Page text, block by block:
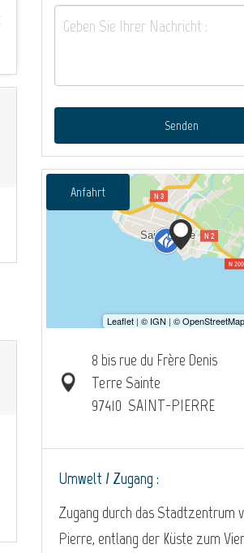
Senden
Anfahrt
8 bis rue du Frère Denis
Terre Sainte
97410 SAINT-PIERRE
Umwelt / Zugang :
Zugang durch das Stadtzentrum
Pierre, entlang der Küste zum